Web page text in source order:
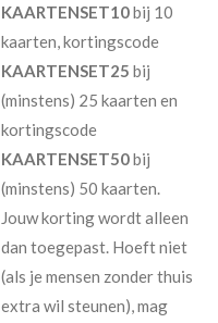
KAARTENSET10bij 10
kaarten, kortingscode
KAARTENSET25 bij
(minstens) 25 kaarten en
kortingscode
KAARTENSET50bij
(minstens) 50 kaarten.
Jouw korting wordt alleen
dan toegepast. Hoeft niet
(als je mensen zonder thuis
extra wil steunen), mag